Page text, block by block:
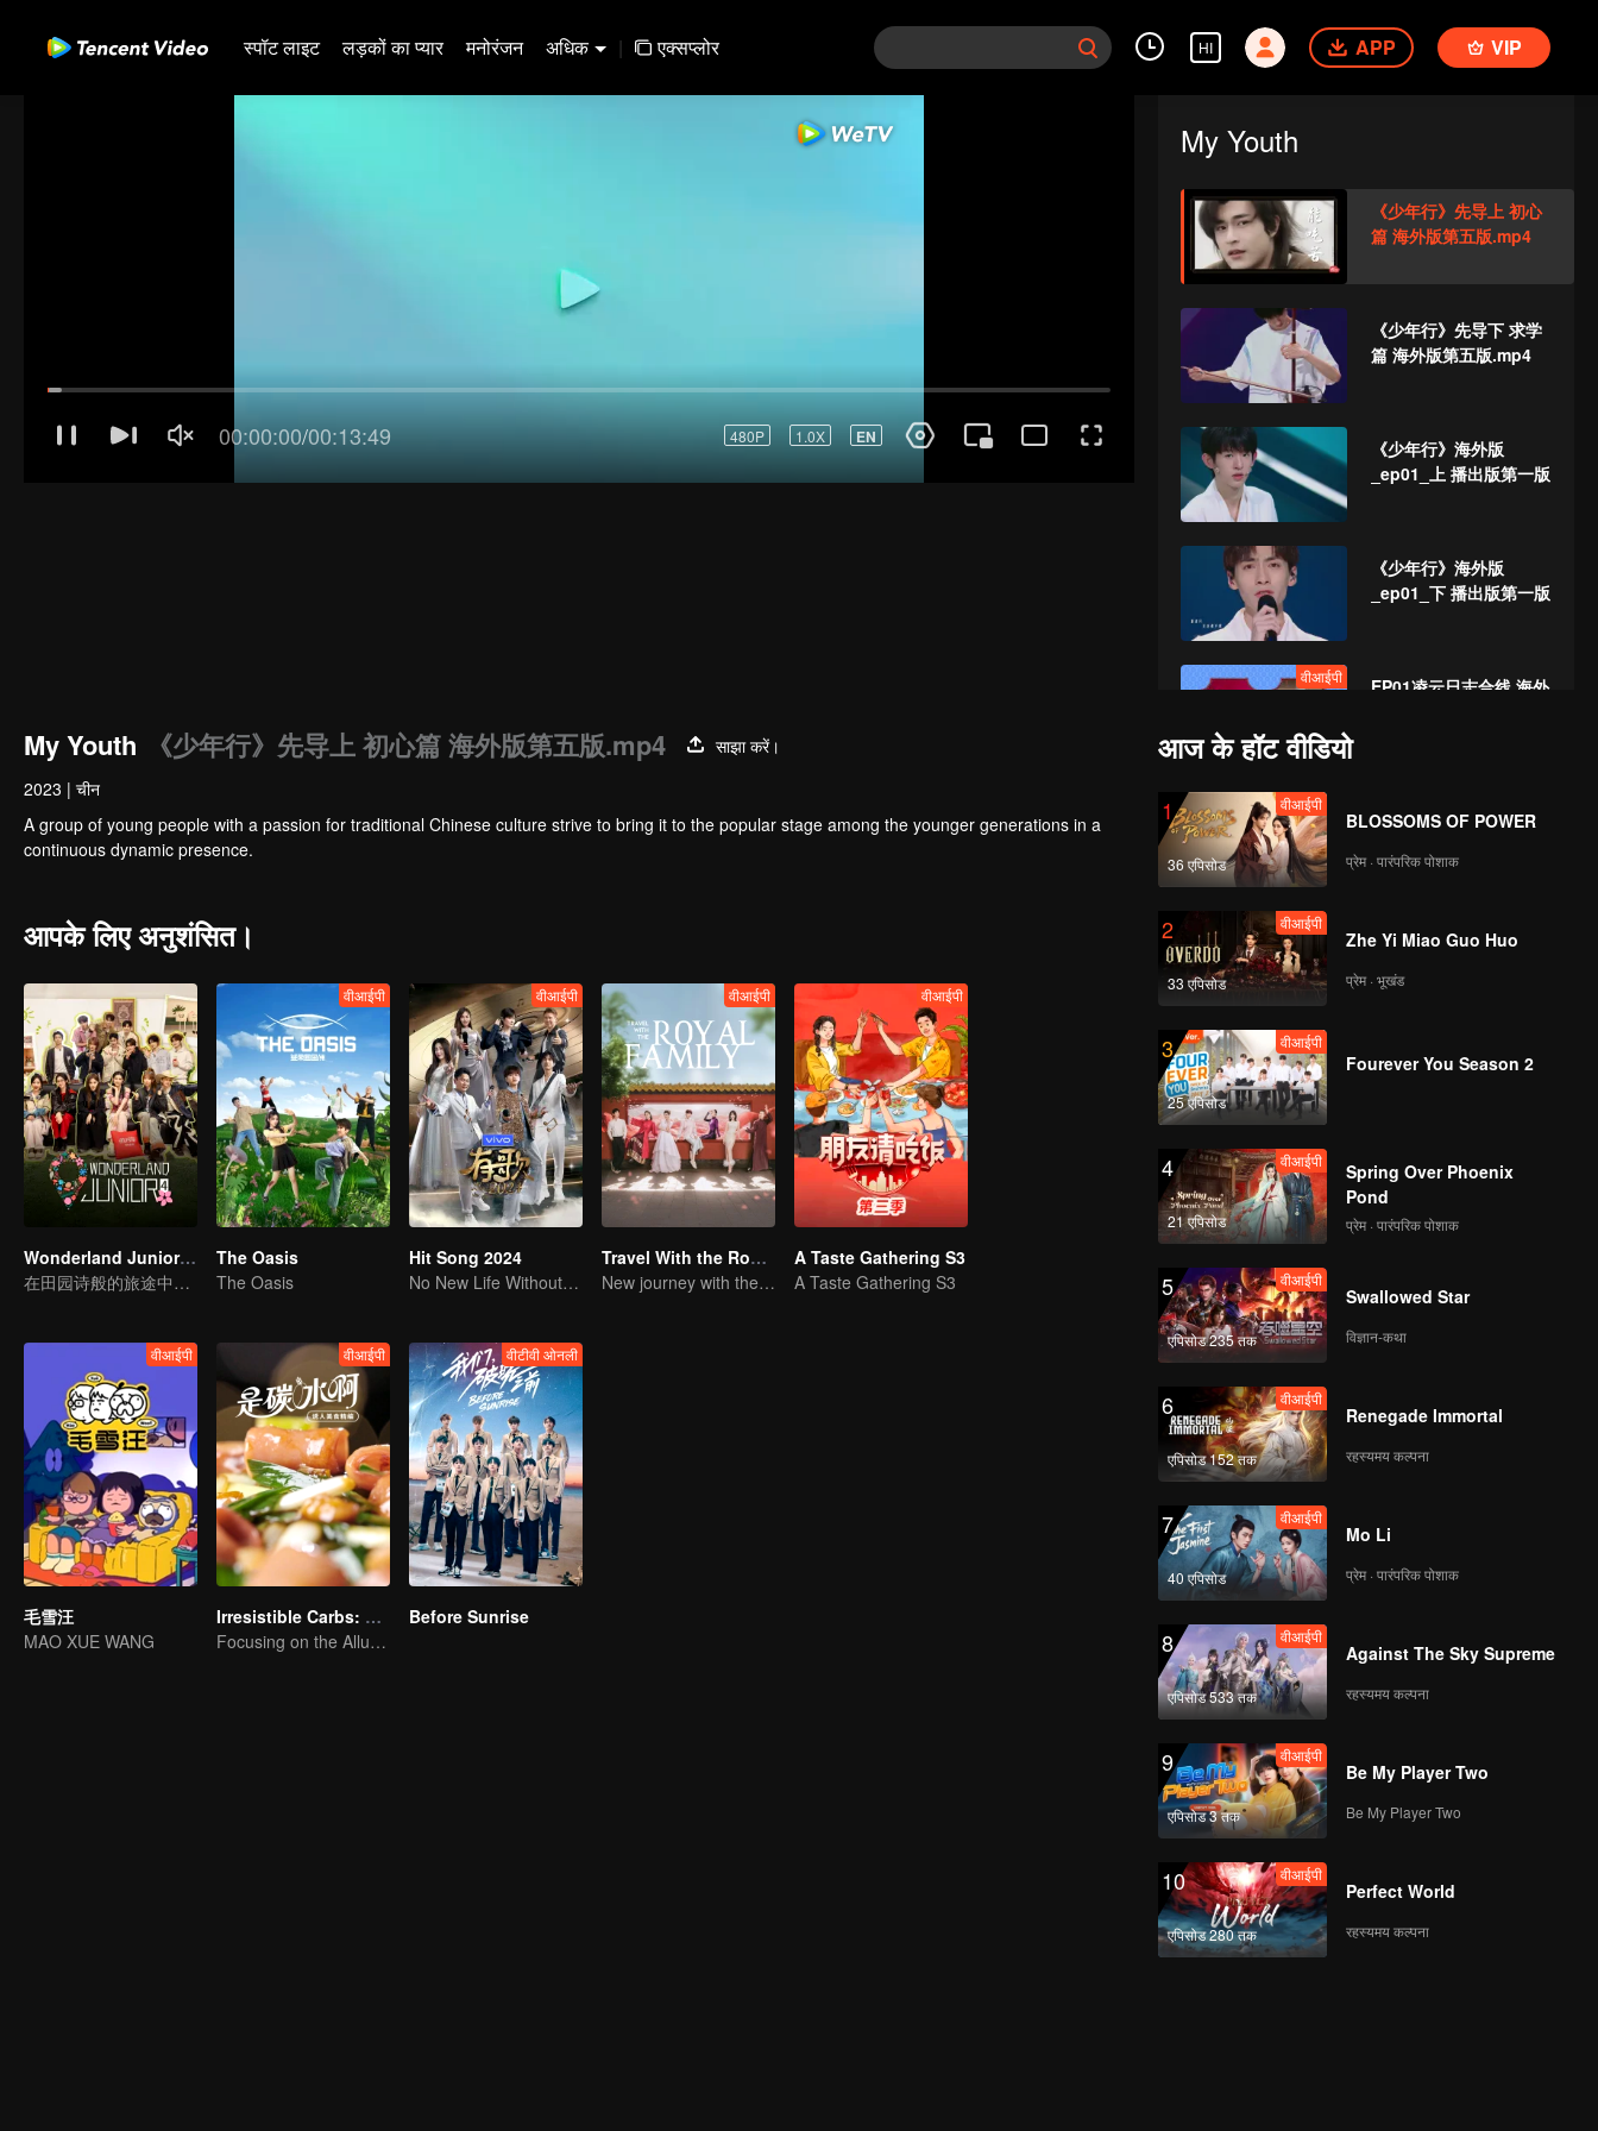
स्पॉट लाइट लड़कों का प्यार मनोरंजन अधिक | एक्सप्लोर HI APP VIP
My Youth
《少年行》先导上 初心
篇 海外版第五版.mp4
《少年行》先导下 求学
篇 海外版第五版.mp4
《少年行》海外版
_ep01_上 播出版第一版
《少年行》海外版
_ep01_下 播出版第一版
वीआईपी
EP01凌云日志合线 海外
वीआईपी
外版
版第一版_03
版第一版_04
वीआईपी EP02凌云日志合-海外版
वीआईपी
EP02第一版
版第一版 0706
वीआईपी
海外版0706
वीआईपी
EP03第一版
版第一版 0720
वीआईपी
海外版交播0720
My Youth 《少年行》先导上 初心篇 海外版第五版.mp4
साझा करें।
2023 | चीन
A group of young people with a passion for traditional Chinese culture strive to bring it to the popular stage among the younger generations in a
continuous dynamic presence.
आपके लिए अनुशंसित।
Wonderland Junior S4
在田园诗般的旅途中，遇见世界
वीआईपी
The Oasis
The Oasis
वीआईपी
Hit Song 2024
No New Life Without New Songs
वीआईपी
Travel With the Royal Family
New journey with the queen and concubines
वीआईपी
A Taste Gathering S3
A Taste Gathering S3
वीआईपी
毛雪汪
MAO XUE WANG
वीआईपी
Irresistible Carbs: Tempting Food Collection
Focusing on the Allure of Carbohydrate Staples
वीटीवी ओनली
Before Sunrise
आज के हॉट वीडियो
1
36 एपिसोड
वीआईपी
BLOSSOMS OF POWER
प्रेम · पारंपरिक पोशाक
2
33 एपिसोड
वीआईपी
Zhe Yi Miao Guo Huo
प्रेम · भूखंड
3
25 एपिसोड
वीआईपी
Fourever You Season 2
4
21 एपिसोड
वीआईपी
Spring Over Phoenix
Pond
प्रेम · पारंपरिक पोशाक
5
एपिसोड 235 तक
वीआईपी
Swallowed Star
विज्ञान-कथा
6
एपिसोड 152 तक
वीआईपी
Renegade Immortal
रहस्यमय कल्पना
7
40 एपिसोड
वीआईपी
Mo Li
प्रेम · पारंपरिक पोशाक
8
एपिसोड 533 तक
वीआईपी
Against The Sky Supreme
रहस्यमय कल्पना
9
एपिसोड 3 तक
वीआईपी
Be My Player Two
Be My Player Two
10
एपिसोड 280 तक
वीआईपी
Perfect World
रहस्यमय कल्पना